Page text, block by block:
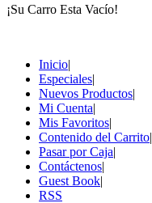
¡Su Carro Esta Vacío!
Inicio|
Especiales|
Nuevos Productos|
Mi Cuenta|
Mis Favoritos|
Contenido del Carrito|
Pasar por Caja|
Contáctenos|
Guest Book|
RSS